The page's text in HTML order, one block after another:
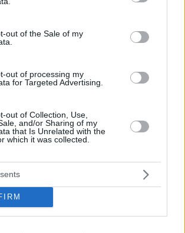
to Google and its third-party tags to
below specified purposes in below Google
out of the Sale of my
out of processing my
for Targeted Advertising.
out of Collection, Use,
and/or Sharing of my
that Is Unrelated with the
which it was collected.
εξελίχθηκε σε κορυφαίο θεσμό
Ράμφο: Η πνευματική παρακαταθήκη
ζωντανή
και η Κόνι Μεταξά
αγκαλιά με φόντο το ηλιοβασίλεμα
στα καλά ξενοδοχεία που